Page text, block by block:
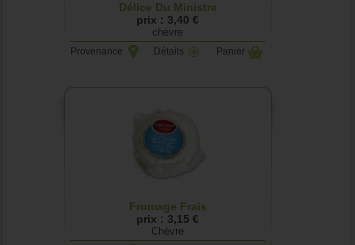
Délice Du Ministre
prix : 3,40 €
chèvre
Provenance Détails Panier
Fromage Frais
prix : 3,15 €
Chèvre